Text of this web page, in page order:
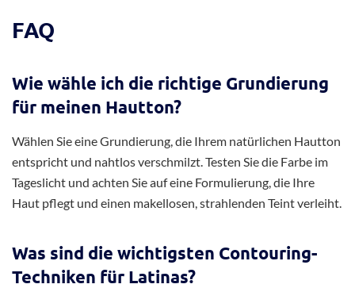
FAQ
Wie wähle ich die richtige Grundierung
für meinen Hautton?
Wählen Sie eine Grundierung, die Ihrem natürlichen Hautton
entspricht und nahtlos verschmilzt. Testen Sie die Farbe im
Tageslicht und achten Sie auf eine Formulierung, die Ihre
Haut pflegt und einen makellosen, strahlenden Teint verleiht.
Was sind die wichtigsten Contouring-
Techniken für Latinas?